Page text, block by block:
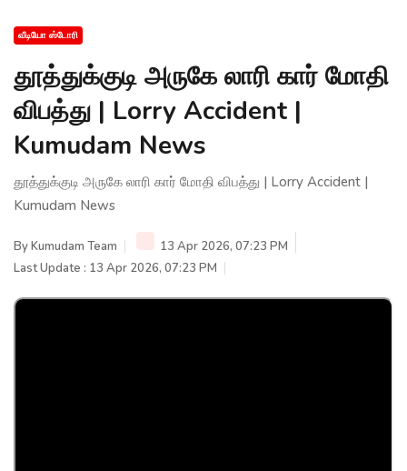
வீடியோ ஸ்டோரி
தூத்துக்குடி அருகே லாரி கார் மோதி
விபத்து | Lorry Accident |
Kumudam News
தூத்துக்குடி அருகே லாரி கார் மோதி விபத்து | Lorry Accident |
Kumudam News
ByKumudam Team
13 Apr 2026, 07:23 PM
Last Update : 13 Apr 2026, 07:23 PM